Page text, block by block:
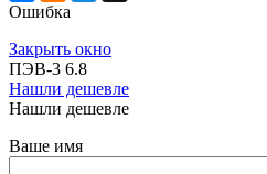
Ошибка
Закрыть окно
ПЭВ-3 6.8
Нашли дешевле
Нашли дешевле
Ваше имя